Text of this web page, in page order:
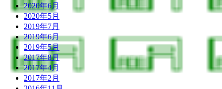
2020年6月
2020年5月
2019年7月
2019年6月
2019年5月
2017年8月
2017年4月
2017年2月